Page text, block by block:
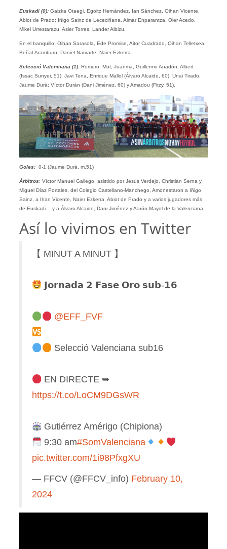
Euskadi (0):Gaizka Otaegi, Egoitz Hernández, Ian Sánchez, Oihan Vicente,
Abiot de Prado; Iñigo Sainz de Lececiñana, Aimar Enparantza, Oier Acedo,
Mikel Urrestarazu, Asier Torres, Lander Albizu.
En el banquillo: Oihan Sarasola, Ede Promise, Aitor Cuadrado, Oihan Telletxea,
Beñat Aramburu, Daniel Narvarte, Naier Ezkerra.
Selecció Valenciana (1):Romero, Mut, Juanma, Guillermo Anadón, Albert
(Issac Sunyer, 51); Javi Tena, Enrique Mallol (Álvaro Alcaide, 60), Unai Tirado,
Jaume Durà; Víctor Durán (Dani Jiménez, 60) y Amadou (Fitzy, 51).
Goles:0-1 (Jaume Durà, m.51)
Árbitros: Víctor Manuel Gallego, asistido por Jesús Verdejo, Christian Serna y
Miguel Díaz Portales, del Colegio Castellano-Manchego. Amonestaron a Iñigo
Sainz, a Ihan Vicente, Naier Ezkerra, Abiot de Prado y a varios jugadores más
de Euskadi… y a Álvaro Alcaide, Dani Jiménez y Aarón Mayol de la Valenciana.
Así lo vivimos en Twitter
【 MINUT A MINUT 】
𝗝𝗼𝗿𝗻𝗮𝗱𝗮 𝟮 𝗙𝗮𝘀𝗲 𝗢𝗿𝗼 𝘀𝘂𝗯-𝟭𝟲
@EFF_FVF
Selecció Valenciana sub16
EN DIRECTE ➥
https://t.co/LoCM9DGsWR
Gutiérrez Amérigo (Chipiona)
9:30 am#SomValenciana
pic.twitter.com/1i98PfxgXU
— FFCV (@FFCV_info) February 10,
2024